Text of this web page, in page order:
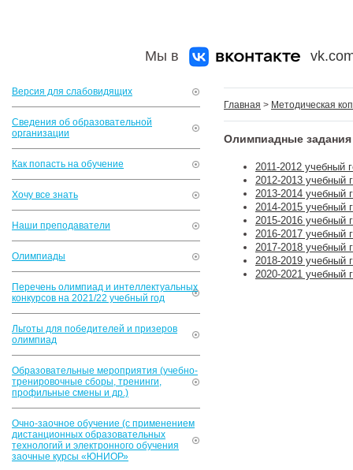
Мы в
Версия для слабовидящих
Сведения об образовательной
организации
Как попасть на обучение
Хочу все знать
Наши преподаватели
Олимпиады
Перечень олимпиад и интеллектуальных
конкурсов на 2021/22 учебный год
Льготы для победителей и призеров
олимпиад
Образовательные мероприятия (учебно-
тренировочные сборы, тренинги,
профильные смены и др.)
Очно-заочное обучение (с применением
дистанционных образовательных
технологий и электронного обучения
заочные курсы «ЮНИОР»
Главная > Методическая
Олимпиадные
2011-2012 учебный
2012-2013 учебный
2013-2014 учебный
2014-2015 учебный
2015-2016 учебный
2016-2017 учебный
2017-2018 учебный
2018-2019 учебный
2020-2021 учебный